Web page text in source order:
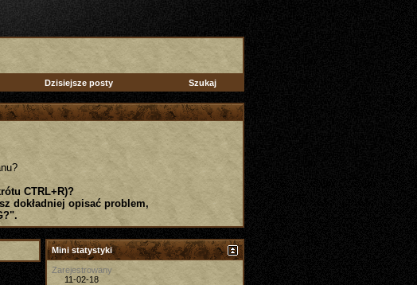
Dzisiejsze posty Szukaj
CTRL+R)?
dokładniej opisać problem,
Mini statystyki
Zarejestrowany
11-02-18